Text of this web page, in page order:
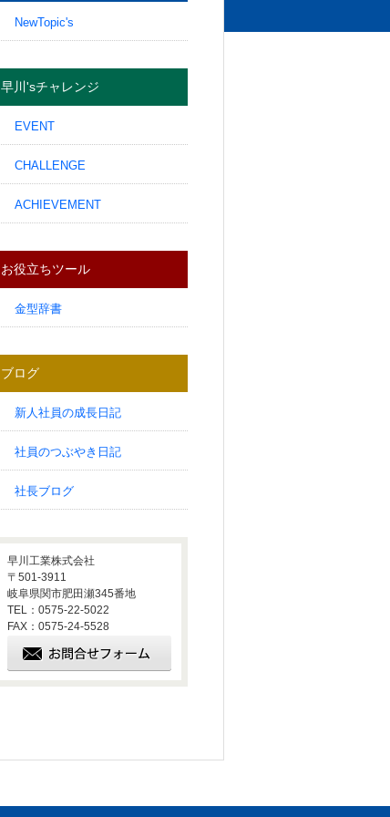
NewTopic's
早川'sチャレンジ
EVENT
CHALLENGE
ACHIEVEMENT
お役立ちツール
金型辞書
ブログ
新人社員の成長日記
社員のつぶやき日記
社長ブログ
早川工業株式会社
〒501-3911
岐阜県関市肥田瀬345番地
TEL：0575-22-5022
FAX：0575-24-5528